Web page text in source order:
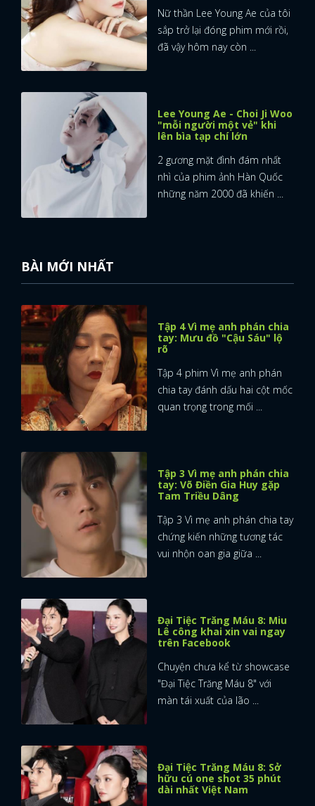
Nữ thần Lee Young Ae của tôi
sắp trở lại đóng phim mới rồi,
đã vậy hôm nay còn ...
Lee Young Ae - Choi Ji Woo
"mỗi người một vẻ" khi
lên bìa tạp chí lớn
2 gương mặt đình đám nhất
nhì của phim ảnh Hàn Quốc
những năm 2000 đã khiến ...
BÀI MỚI NHẤT
Tập 4 Vì mẹ anh phán chia
tay: Mưu đồ "Cậu Sáu" lộ
rõ
Tập 4 phim Vì mẹ anh phán
chia tay đánh dấu hai cột mốc
quan trọng trong mối ...
Tập 3 Vì mẹ anh phán chia
tay: Võ Điền Gia Huy gặp
Tam Triều Dâng
Tập 3 Vì mẹ anh phán chia tay
chứng kiến những tương tác
vui nhộn oan gia giữa ...
Đại Tiệc Trăng Máu 8: Miu
Lê công khai xin vai ngay
trên Facebook
Chuyện chưa kể từ showcase
"Đại Tiệc Trăng Máu 8" với
màn tái xuất của lão ...
Đại Tiệc Trăng Máu 8: Sở
hữu cú one shot 35 phút
dài nhất Việt Nam